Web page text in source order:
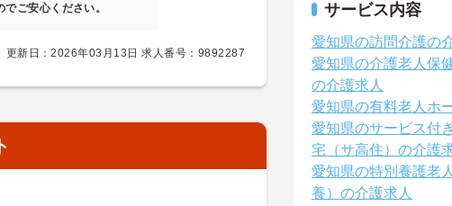
ご安心ください。
更新日：2026年03月13日 求人番号：9892287
サービス内容
愛知県の訪問介護の
愛知県の介護老人保
の介護求人
愛知県の有料老人ホ
愛知県のサービス付
宅（サ高住）の介護
愛知県の特別養護老
養）の介護求人